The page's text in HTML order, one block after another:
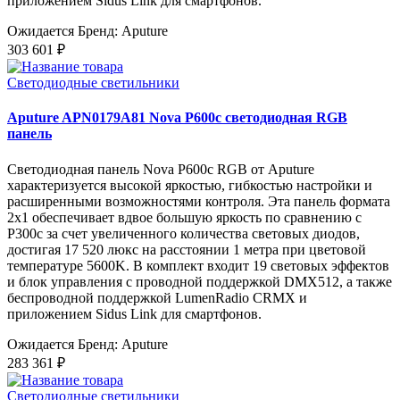
Ожидается Бренд: Aputure
303 601 ₽
Светодиодные светильники
Aputure APN0179A81 Nova P600c светодиодная RGB
панель
Светодиодная панель Nova P600c RGB от Aputure
характеризуется высокой яркостью, гибкостью настройки и
расширенными возможностями контроля. Эта панель формата
2x1 обеспечивает вдвое большую яркость по сравнению с
P300c за счет увеличенного количества световых диодов,
достигая 17 520 люкс на расстоянии 1 метра при цветовой
температуре 5600K. В комплект входит 19 световых эффектов
и блок управления с проводной поддержкой DMX512, а также
беспроводной поддержкой LumenRadio CRMX и
приложением Sidus Link для смартфонов.
Ожидается Бренд: Aputure
283 361 ₽
Светодиодные светильники